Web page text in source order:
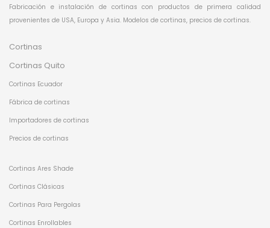
Fabricación e instalación de cortinas con productos de primera calidad
provenientes de USA, Europa y Asia. Modelos de cortinas, precios de cortinas.
Cortinas
Cortinas Quito
Cortinas Ecuador
Fábrica de cortinas
Importadores de cortinas
Precios de cortinas
Cortinas Ares Shade
Cortinas Clásicas
Cortinas Para Pergolas
Cortinas Enrollables